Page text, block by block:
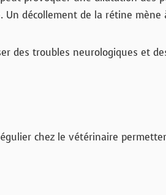
décollement de la rétine mène
des troubles neurologiques et
chez le vétérinaire